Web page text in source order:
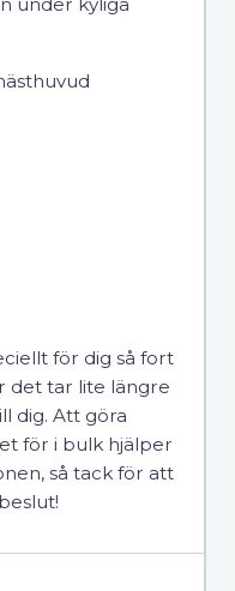
under kyliga
för dig så fort
det tar lite längre
dig. Att göra
för i bulk hjälper
så tack för att